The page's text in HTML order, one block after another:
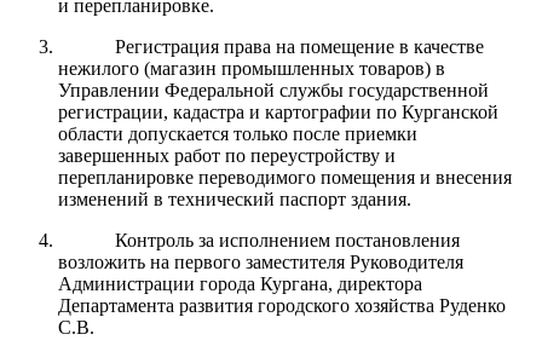
и перепланировке.
Регистрация права на помещение в качестве
нежилого (магазин промышленных товаров) в
Управлении Федеральной службы государственной
регистрации, кадастра и картографии по Курганской
области допускается только после приемки
завершенных работ по переустройству и
перепланировке переводимого помещения и внесения
изменений в технический паспорт здания.
Контроль за исполнением постановления
возложить на первого заместителя Руководителя
Администрации города Кургана, директора
Департамента развития городского хозяйства Руденко
С.В.